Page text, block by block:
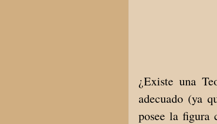
¿Existe una
adecuado (ya
posee la figura